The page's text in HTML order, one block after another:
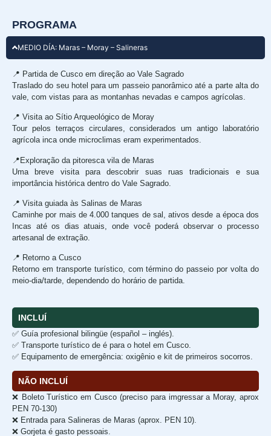
PROGRAMA
MEDIO DÍA: Maras – Moray – Salineras
📍 Partida de Cusco em direção ao Vale Sagrado
Traslado do seu hotel para um passeio panorâmico até a parte alta do
vale, com vistas para as montanhas nevadas e campos agrícolas.
📍 Visita ao Sítio Arqueológico de Moray
Tour pelos terraços circulares, considerados um antigo laboratório
agrícola inca onde microclimas eram experimentados.
📍Exploração da pitoresca vila de Maras
Uma breve visita para descobrir suas ruas tradicionais e sua
importância histórica dentro do Vale Sagrado.
📍 Visita guiada às Salinas de Maras
Caminhe por mais de 4.000 tanques de sal, ativos desde a época dos
Incas até os dias atuais, onde você poderá observar o processo
artesanal de extração.
📍 Retorno a Cusco
Retorno em transporte turístico, com término do passeio por volta do
meio-dia/tarde, dependendo do horário de partida.
INCLUÍ
✅ Guía profesional bilingüe (español – inglés).
✅ Transporte turístico de é para o hotel em Cusco.
✅ Equipamento de emergência: oxigênio e kit de primeiros socorros.
NÃO INCLUÍ
❌ Boleto Turístico em Cusco (preciso para imgressar a Moray, aprox
PEN 70-130)
❌ Entrada para Salineras de Maras (aprox. PEN 10).
❌ Gorjeta é gasto pessoais.